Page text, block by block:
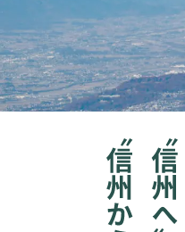
入稿ガイド
よくあるご
お知らせ
プライバシ
信毎広告賞